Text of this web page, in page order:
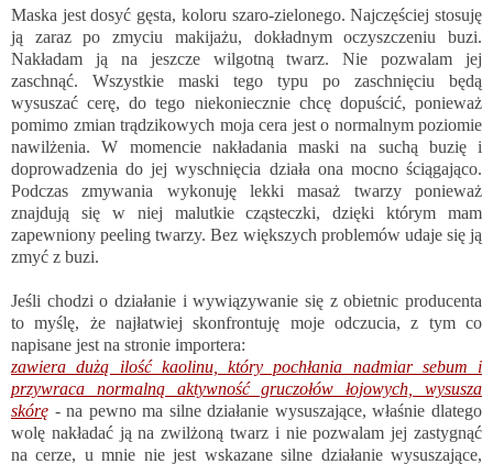
Maska jest dosyć gęsta, koloru szaro-zielonego. Najczęściej stosuję
ją zaraz po zmyciu makijażu, dokładnym oczyszczeniu buzi.
Nakładam ją na jeszcze wilgotną twarz. Nie pozwalam jej
zaschnąć. Wszystkie maski tego typu po zaschnięciu będą
wysuszać cerę, do tego niekoniecznie chcę dopuścić, ponieważ
pomimo zmian trądzikowych moja cera jest o normalnym poziomie
nawilżenia. W momencie nakładania maski na suchą buzię i
doprowadzenia do jej wyschnięcia działa ona mocno ściągająco.
Podczas zmywania wykonuję lekki masaż twarzy ponieważ
znajdują się w niej malutkie cząsteczki, dzięki którym mam
zapewniony peeling twarzy. Bez większych problemów udaje się ją
zmyć z buzi.
Jeśli chodzi o działanie i wywiązywanie się z obietnic producenta
to myślę, że najłatwiej skonfrontuję moje odczucia, z tym co
napisane jest na stronie importera:
zawiera dużą ilość kaolinu, który pochłania nadmiar sebum i
przywraca normalną aktywność gruczołów łojowych, wysusza
skórę - na pewno ma silne działanie wysuszające, właśnie dlatego
wolę nakładać ją na zwilżoną twarz i nie pozwalam jej zastygnąć
na cerze, u mnie nie jest wskazane silne działanie wysuszające,